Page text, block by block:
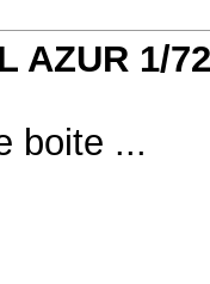
AZUR 1/72
boite ...